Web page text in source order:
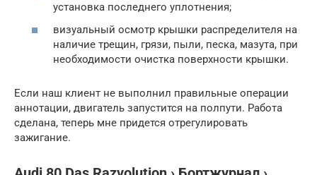
установка последнего уплотнения;
визуальный осмотр крышки распределителя на
наличие трещин, грязи, пыли, песка, мазута, при
необходимости очистка поверхности крышки.
Если наш клиент не выполнил правильные операции
аннотации, двигатель запустится на полпути. Работа
сделана, теперь мне придется отрегулировать
зажигание.